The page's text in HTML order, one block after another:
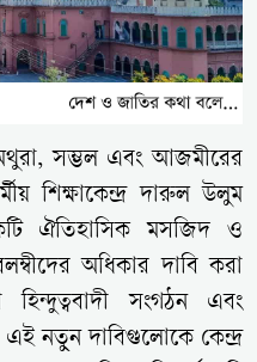
সম্ভল এবং আজমীরের
শিক্ষাকেন্দ্র দারুল উলুম
ঐতিহাসিক মসজিদ ও
অধিকার দাবি করা
সংগঠন এবং
নতুন দাবিগুলোকে কেন্দ্র